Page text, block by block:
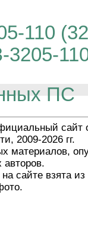
110
ПС
сайт
2009-2026 гг.
материалов,
авторов.
сайте взята из